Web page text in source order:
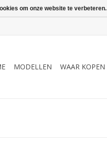
MODELLEN WAAR KOPEN
om onze website te verbeteren.